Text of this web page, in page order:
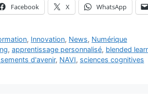
Facebook X WhatsApp
, Innovation, News, Numérique
,apprentissage personnalisé, blended
d'avenir, NAVI, sciences cognitives